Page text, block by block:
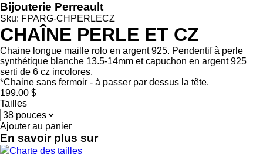
Bijouterie Perreault
Sku: FPARG-CHPERLECZ
CHAÎNE PERLE ET CZ
Chaine longue maille rolo en argent 925. Pendentif à perle
synthétique blanche 13.5-14mm et capuchon en argent 925
serti de 6 cz incolores.
*Chaine sans fermoir - à passer par dessus la tête.
199.00 $
Tailles
Ajouter au panier
En savoir plus sur
Charte des tailles